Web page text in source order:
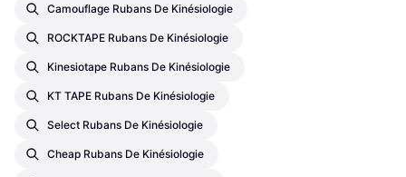
Camouflage Rubans De Kinésiologie
ROCKTAPE Rubans De Kinésiologie
Kinesiotape Rubans De Kinésiologie
KT TAPE Rubans De Kinésiologie
Select Rubans De Kinésiologie
Cheap Rubans De Kinésiologie